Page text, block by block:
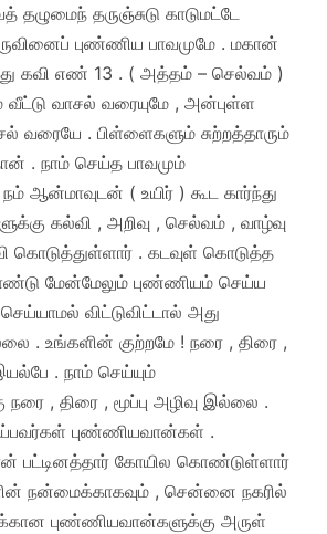
தருஞ்சுடு காடுமட்டே
புண்ணிய பாவமுமே . மகான்
கவி எண் 13 . ( அத்தம் – செல்வம் )
வீட்டு வாசல் வரையுமே , அன்புள்ள
வரையே . பிள்ளைகளும் சுற்றத்தாரும்
. நாம் செய்த பாவமும்
ஆன்மாவுடன் ( உயிர் ) கூட கார்ந்து
கல்வி , அறிவு , செல்வம் , வாழ்வு
கொடுத்துள்ளார் . கடவுள் கொடுத்த
மேன்மேலும் புண்ணியம் செய்ய
விட்டுவிட்டால் அது
. உங்களின் குற்றமே ! நரை , திரை ,
. நாம் செய்யும்
, திரை , மூப்பு அழிவு இல்லை .
புண்ணியவான்கள் .
பட்டினத்தார் கோயில கொண்டுள்ளார்
நன்மைக்காகவும் , சென்னை நகரில்
புண்ணியவான்களுக்கு அருள்